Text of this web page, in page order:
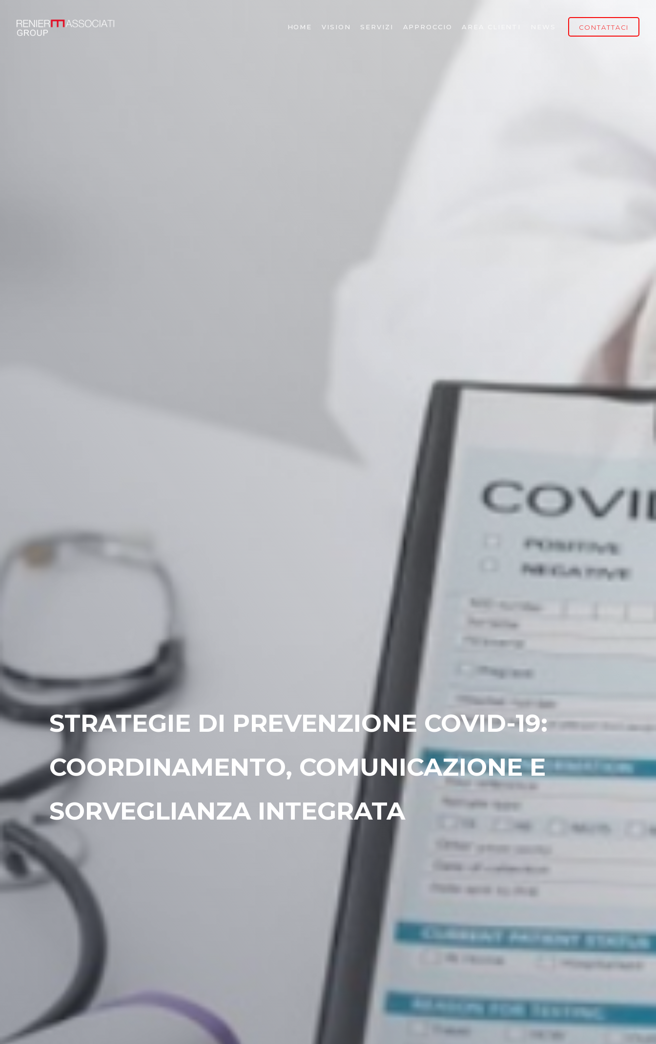
HOME VISION SERVIZI APPROCCIO AREA CLIENTI CONTATTACI
STRATEGIE DI PREVENZIONE COVID-19:
COORDINAMENTO, COMUNICAZIONE E
SORVEGLIANZA INTEGRATA